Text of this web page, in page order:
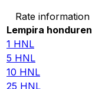
Rate
Lempira
1 HNL
5 HNL
10 HNL
25 HNL